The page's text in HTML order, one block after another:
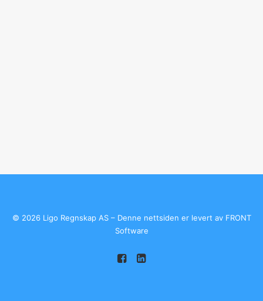
© 2026 Ligo Regnskap AS – Denne nettsiden er levert av FRONT
Software